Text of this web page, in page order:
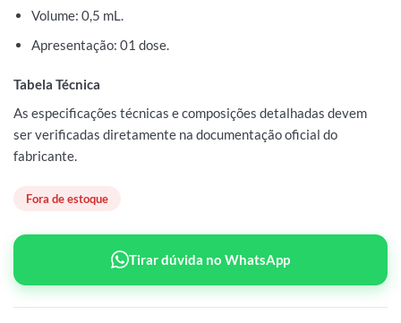
Volume: 0,5 mL.
Apresentação: 01 dose.
Tabela Técnica
As especificações técnicas e composições detalhadas devem
ser verificadas diretamente na documentação oficial do
fabricante.
Fora de estoque
Tirar dúvida no WhatsApp